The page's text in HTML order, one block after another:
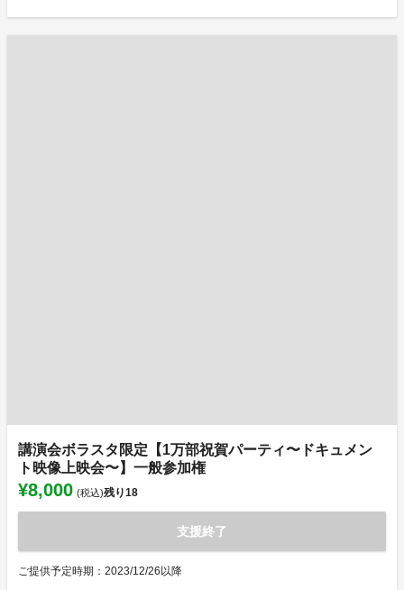
講演会ボラスタ限定【1万部祝賀パーティ〜ドキュメン
ト映像上映会〜】一般参加権
¥8,000 (税込)残り18
支援終了
ご提供予定時期：2023/12/26以降